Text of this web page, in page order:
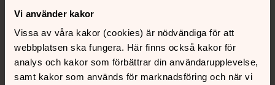
Vi använder kakor
Vissa av våra kakor (cookies) är nödvändiga för att
webbplatsen ska fungera. Här finns också kakor för
analys och kakor som förbättrar din användarupplevelse,
samt kakor som används för marknadsföring och när vi
Kontakt
Kalender